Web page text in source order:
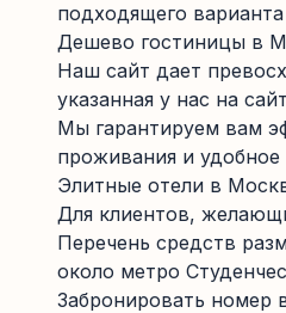
подходящего
Дешево гостиницы в
Наш сайт дает
указанная у нас на
Мы гарантируем вам
проживания и удобное
Элитные отели в
Для клиентов,
Перечень средств
около метро
Забронировать номер